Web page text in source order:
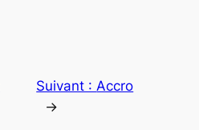
Suivant :Accro
→